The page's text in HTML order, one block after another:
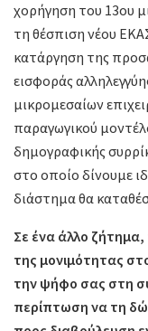
χορήγηση του 13ου
τη θέσπιση νέου
κατάργηση της
εισφοράς
μικρομεσαίων
παραγωγικού
δημογραφικής
στο οποίο δίνουμε
διάστημα θα
Σε ένα άλλο
της μονιμότητας
την ψήφο σας στη
περίπτωση να τη